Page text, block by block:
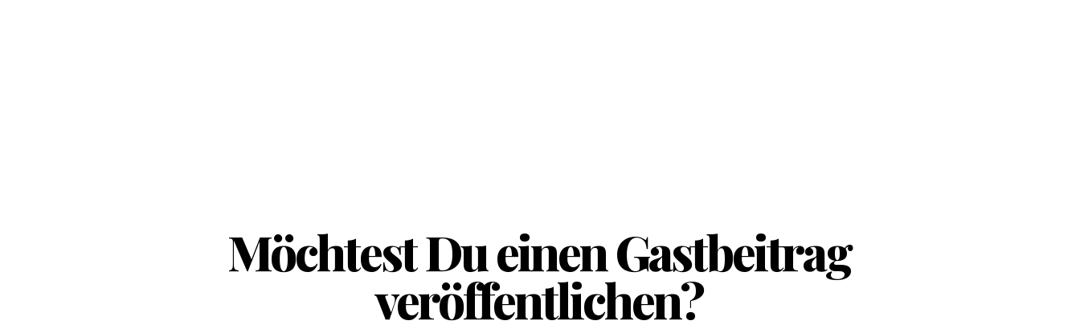
Möchtest Du einen Gastbeitrag
veröffentlichen?